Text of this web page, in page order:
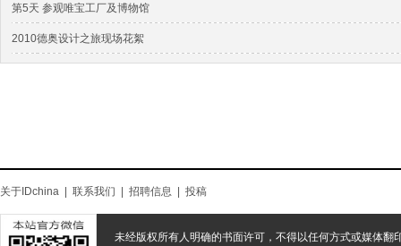
第5天 参观唯宝工厂及博物馆
2010德奥设计之旅现场花絮
关于IDchina 联系我们 招聘信息 投稿
未经版权所有人明确的书面许可，不得以任何方式或媒体翻